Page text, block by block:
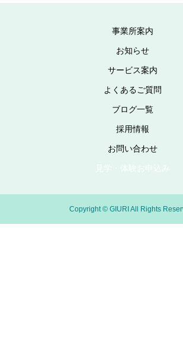
事業所案内
お知らせ
サービス案内
よくあるご質問
ブログ一覧
採用情報
お問い合わせ
見学・体験お申込み
Copyright © GIURI All Rights